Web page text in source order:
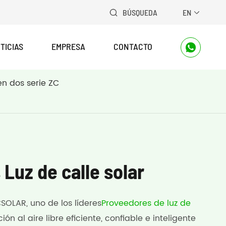
 BÚSQUEDA EN 
EMPRESA CONTACTO 
dos serie ZC
Luz de calle solar
uno de los líderesProveedores de luz de
al aire libre eficiente, confiable e inteligente